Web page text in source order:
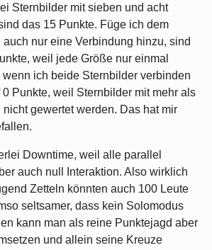
Sternbilder mit sieben und acht
das 15 Punkte. Füge ich dem
nur eine Verbindung hinzu, sind
weil jede Größe nur einmal
ich beide Sternbilder verbinden
Punkte, weil Sternbilder mit mehr als
gewertet werden. Das hat mir
Downtime, weil alle parallel
auch null Interaktion. Also wirklich
Zetteln könnten auch 100 Leute
seltsamer, dass kein Solomodus
kann man als reine Punktejagd aber
und allein seine Kreuze